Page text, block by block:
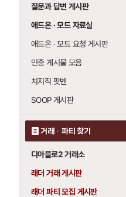
질문과 답변 게시판
애드온 · 모드 자료실
애드온 · 모드 요청 게시판
인증 게시물 모음
치지직 팟벤
SOOP 게시판
거래 · 파티 찾기
디아블로2 거래소
래더 거래 게시판
래더 파티 모집 게시판